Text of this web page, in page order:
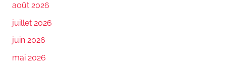
août 2026
juillet 2026
juin 2026
mai 2026